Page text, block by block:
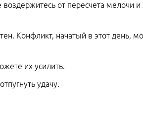
от пересчета мелочи и
Конфликт, начатый в этот день,
их усилить.
удачу.